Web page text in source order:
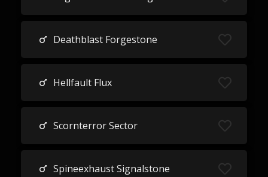
Deathblast Forgestone
Hellfault Flux
Scornterror Sector
Spineexhaust Signalstone